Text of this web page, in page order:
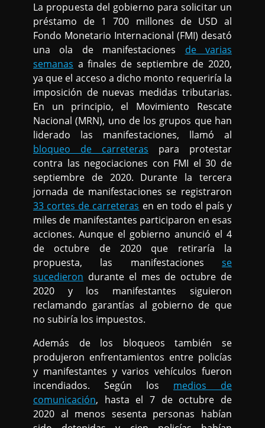
La propuesta del gobierno para solicitar un
préstamo de 1 700 millones de USD al
Fondo Monetario Internacional (FMI) desató
una ola de manifestaciones de varias
semanas a finales de septiembre de 2020,
ya que el acceso a dicho monto requeriría la
imposición de nuevas medidas tributarias.
En un principio, el Movimiento Rescate
Nacional (MRN), uno de los grupos que han
liderado las manifestaciones, llamó al
bloqueo de carreteras para protestar
contra las negociaciones con FMI el 30 de
septiembre de 2020. Durante la tercera
jornada de manifestaciones se registraron
33 cortes de carreteras en en todo el país y
miles de manifestantes participaron en esas
acciones. Aunque el gobierno anunció el 4
de octubre de 2020 que retiraría la
propuesta, las manifestaciones se
sucedieron durante el mes de octubre de
2020 y los manifestantes siguieron
reclamando garantías al gobierno de que
no subiría los impuestos.
Además de los bloqueos también se
produjeron enfrentamientos entre policías
y manifestantes y varios vehículos fueron
incendiados. Según los medios de
comunicación, hasta el 7 de octubre de
2020 al menos sesenta personas habían